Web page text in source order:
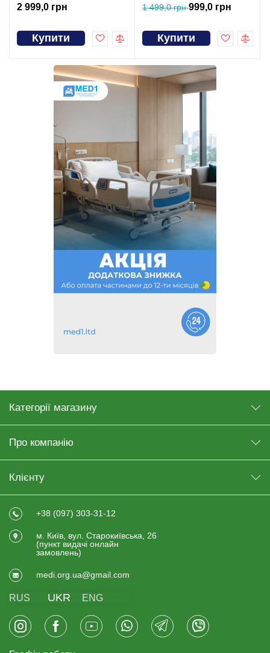
2 999,0 грн
Купити
1 499,0 грн999,0 грн
Купити
Категорії магазину
Про компанію
Клієнту
+38 (097) 303-31-12
м. Київ, вул. Старокиївська, 26
(пункт видачi онлайн
замовлень)
medi.org.ua@gmail.com
RUS UKR ENG